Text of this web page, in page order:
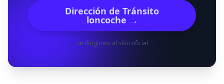
Dirección de Tránsito
loncoche →
Te dirigimos al sitio oficial